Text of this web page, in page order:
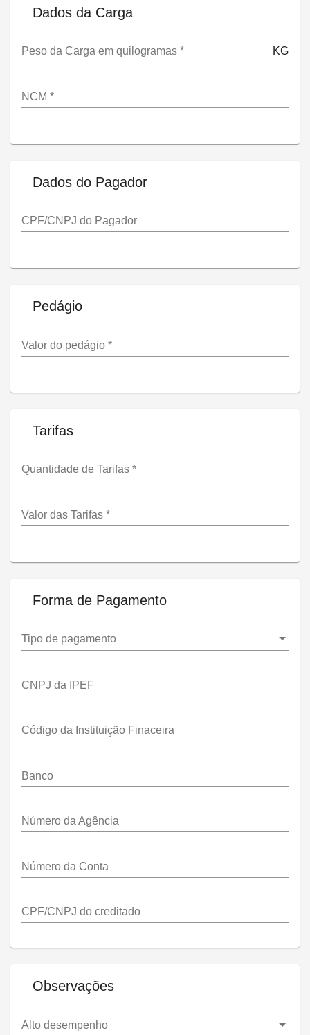
Dados da Carga
Peso da Carga em quilogramas * KG
NCM *
Dados do Pagador
CPF/CNPJ do Pagador
Pedágio
Valor do pedágio *
Tarifas
Quantidade de Tarifas *
Valor das Tarifas *
Forma de Pagamento
Tipo de pagamento
CNPJ da IPEF
Código da Instituição Finaceira
Banco
Número da Agência
Número da Conta
CPF/CNPJ do creditado
Observações
Alto desempenho